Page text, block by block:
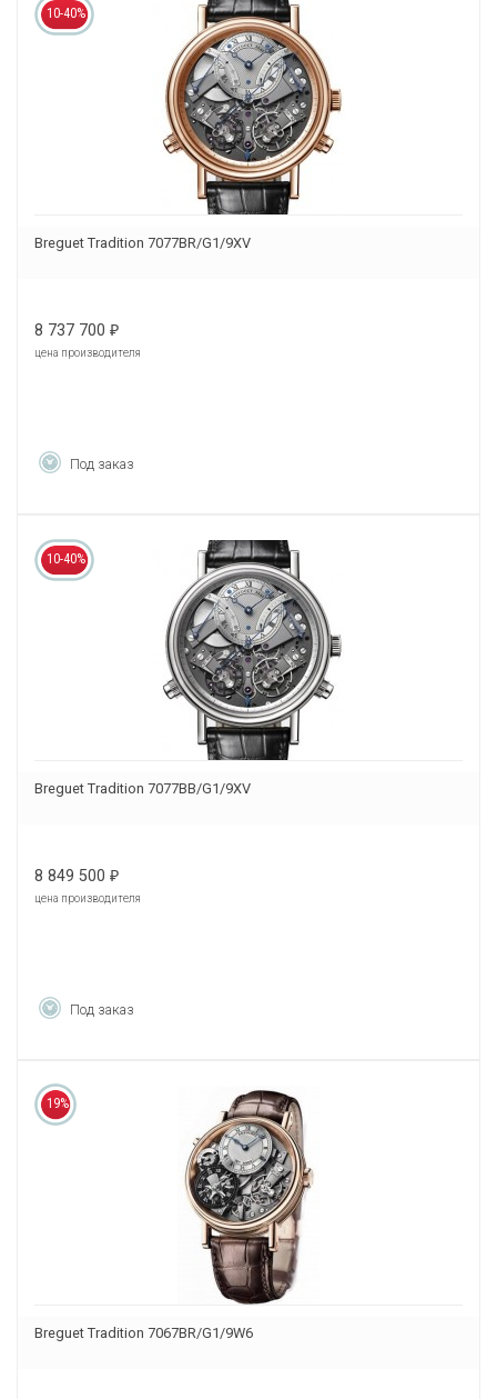
10-40%
Breguet Tradition 7077BR/G1/9XV
8 737 700 ₽
цена производителя
Под заказ
10-40%
Breguet Tradition 7077BB/G1/9XV
8 849 500 ₽
цена производителя
Под заказ
19%
Breguet Tradition 7067BR/G1/9W6